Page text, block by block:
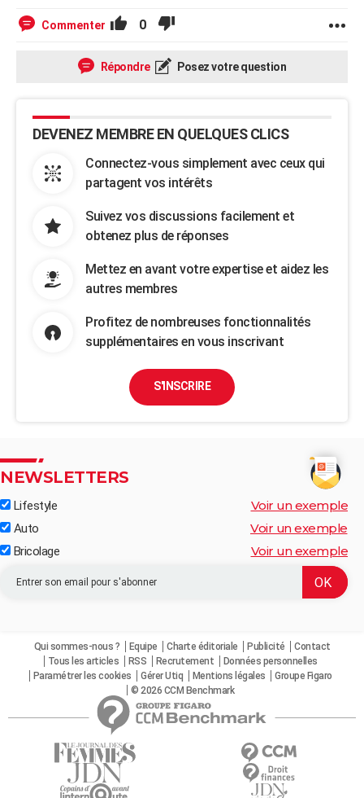
Commenter 0
Répondre Posez votre question
DEVENEZ MEMBRE EN QUELQUES CLICS
Connectez-vous simplement avec ceux qui
partagent vos intérêts
Suivez vos discussions facilement et
obtenez plus de réponses
Mettez en avant votre expertise et aidez les
autres membres
Profitez de nombreuses fonctionnalités
supplémentaires en vous inscrivant
S'INSCRIRE
NEWSLETTERS
Lifestyle Voir un exemple
Auto Voir un exemple
Bricolage Voir un exemple
Qui sommes-nous ? Equipe Charte éditoriale Publicité
Contact
Tous les articles
RSS Recrutement
Données personnelles
Paramétrer les cookies
Gérer Utiq Mentions légales
Groupe Figaro
© 2026 CCM Benchmark